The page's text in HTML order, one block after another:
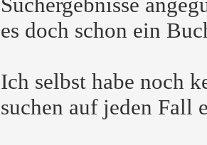
es doch schon ein
Ich selbst habe noch
suchen auf jeden Fall